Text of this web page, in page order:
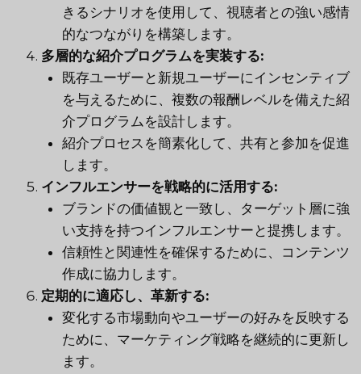
きるシナリオを使用して、視聴者との強い感情
的なつながりを構築します。
多層的な紹介プログラムを実装する:
既存ユーザーと新規ユーザーにインセンティブ
を与えるために、複数の報酬レベルを備えた紹
介プログラムを設計します。
紹介プロセスを簡素化して、共有と参加を促進
します。
インフルエンサーを戦略的に活用する:
ブランドの価値観と一致し、ターゲット層に強
い支持を持つインフルエンサーと提携します。
信頼性と関連性を確保するために、コンテンツ
作成に協力します。
定期的に適応し、革新する:
変化する市場動向やユーザーの好みを反映する
ために、マーケティング戦略を継続的に更新し
ます。